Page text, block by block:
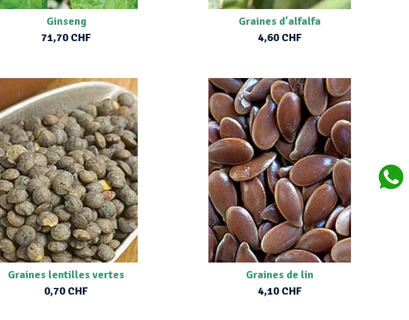
Ginseng
71,70 CHF
Graines d’alfalfa
4,60 CHF
Graines lentilles vertes
0,70 CHF
Graines de lin
4,10 CHF